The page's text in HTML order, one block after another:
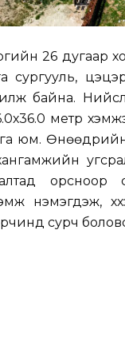
26 дугаар
сургууль,
байна.
метр
юм.
орсноор
нэмэгдэж,
сурч